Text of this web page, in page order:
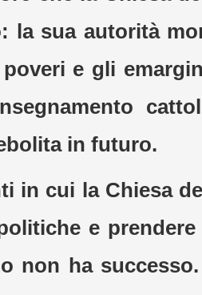
la sua autorità
e gli
in futuro.
in cui la Chiesa
e
non ha